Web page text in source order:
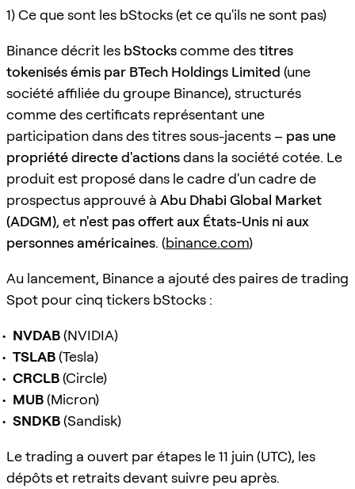
1) Ce que sont les bStocks (et ce qu'ils ne sont pas)
Binance décrit les bStockscomme destitres
tokenisés émis par BTech Holdings Limited (une
société affiliée du groupe Binance), structurés
comme des certificats représentant une
participation dans des titres sous-jacents – pas une
propriété directe d'actionsdans la société cotée. Le
produit est proposé dans le cadre d'un cadre de
prospectus approuvé à Abu Dhabi Global Market
(ADGM), et n'est pas offert aux États-Unis ni aux
personnes américaines. (binance.com)
Au lancement, Binance a ajouté des paires de trading
Spot pour cinq tickers bStocks :
NVDAB(NVIDIA)
TSLAB(Tesla)
CRCLB(Circle)
MUB(Micron)
SNDKB(Sandisk)
Le trading a ouvert par étapes le 11 juin (UTC), les
dépôts et retraits devant suivre peu après.